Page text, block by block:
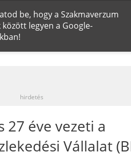
be, hogy a Szakmaverzum
között legyen a Google-
hirdetés
27 éve vezeti a
Vállalat